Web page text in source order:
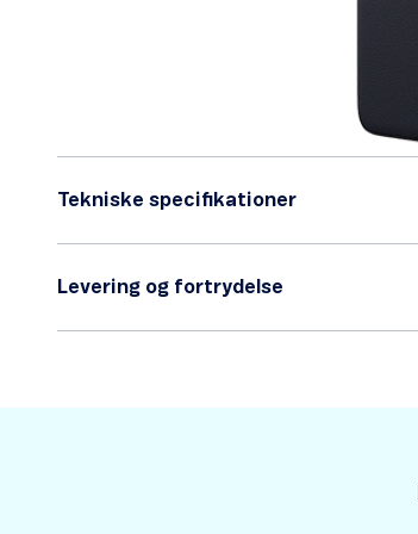
Tekniske specifikationer
Levering og fortrydelse